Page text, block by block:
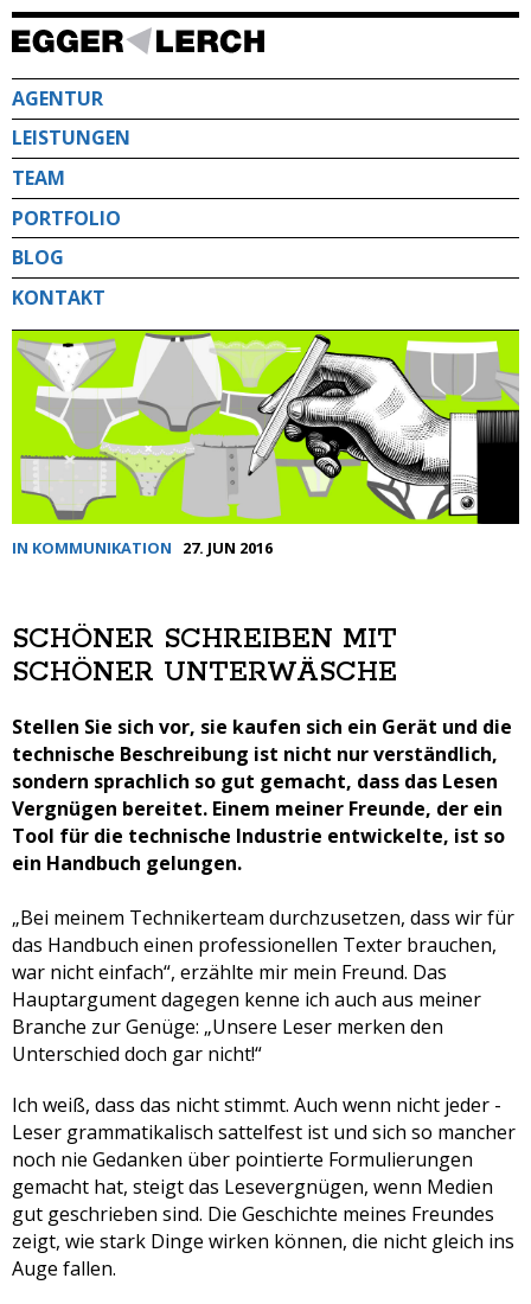
Direkt
zum
AGENTUR
LEISTUNGEN
TEAM
PORTFOLIO
BLOG
KONTAKT
IN KOMMUNIKATION 27. JUN 2016
SCHÖNER SCHREIBEN MIT
SCHÖNER UNTERWÄSCHE
Stellen Sie sich vor, sie kaufen sich ein Gerät und die
technische Beschreibung ist nicht nur verständlich,
sondern sprachlich so gut gemacht, dass das Lesen
Vergnügen bereitet. Einem meiner Freunde, der ein
Tool für die technische Industrie entwickelte, ist so
ein Handbuch gelungen.
„Bei meinem Technikerteam durchzusetzen, dass wir für
das Handbuch einen professionellen Texter brauchen,
war nicht einfach“, erzählte mir mein Freund. Das
Hauptargument dagegen kenne ich auch aus meiner
Branche zur Genüge: „Unsere Leser merken den
Unterschied doch gar nicht!“
Ich weiß, dass das nicht stimmt. Auch wenn nicht jeder ­
Leser grammatikalisch sattelfest ist und sich so mancher
noch nie ­Gedanken über pointierte Formulierungen
gemacht hat, steigt das Lesevergnügen, wenn Medien
gut geschrieben sind. Die ­Geschichte meines Freundes
zeigt, wie stark Dinge wirken ­können, die nicht gleich ins
Auge fallen.